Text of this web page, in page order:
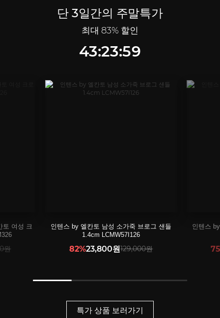
단 3일간의 주말특가
최대 83% 할인
43:23:58
로그 샌들
원
인텐스 by 엘칸토 남성 트리플 스트랩 샌들
3.5cm LCMW00I426
75%34,900원139,000원
인텐스
특가 상품 보러가기